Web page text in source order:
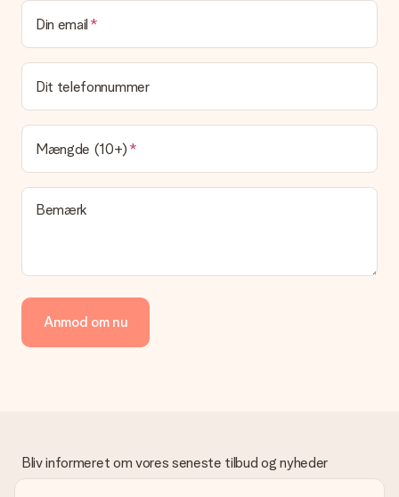
Kan jeg vælge en leveringsdato?
Det er ikke muligt at vælge en bestemt leveringsdato.
Hvad er leveringstiden, og hvornår modtager jeg min
gave?
Leveringstiden findes på gavens produktside. Du kan stole på,
at vores postfirma leverer din gave på denne dag.
Hvilke leveringsmuligheder kan jeg vælge?
I øjeblikket er det ikke (endnu) muligt at vælge en
leveringsindstilling. Den gave, du vil bestille, sendes enten som
en pakke eller som postkasse levering. Vil du gerne vide
hvilken måde din ordre sendes på? Kontakt venligst vores
Vi tilbyder følgende betalingsmetoder: Dankort, Paypal,
kreditkort, faktura via Klarna eller bankoverførsel. I tilfælde af
manuel betaling overførsel, skal du tage højde for en ekstra 3
venligst vores kundeservice, de hjælper gerne med at finde en
passende løsning.
Din email
Dit telefonnummer
Mængde (10+)
Bemærk
Anmod om nu
Bliv informeret om vores seneste tilbud og nyheder